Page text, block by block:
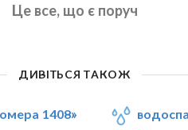
Це все, що є поруч
ДИВІТЬСЯ ТАКОЖ
1408»